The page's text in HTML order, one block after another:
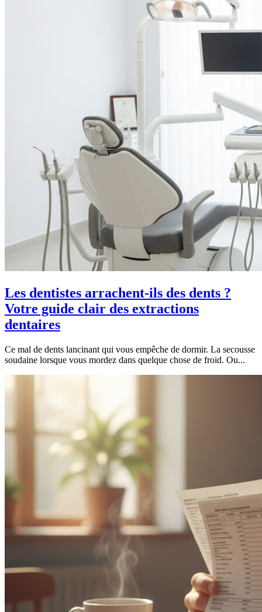
Les dentistes arrachent-ils des dents ?
Votre guide clair des extractions
dentaires
Ce mal de dents lancinant qui vous empêche de dormir. La secousse
soudaine lorsque vous mordez dans quelque chose de froid. Ou...